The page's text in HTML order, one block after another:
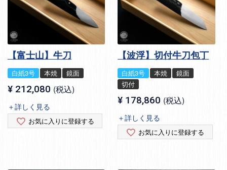
【富士山】牛刀
白紙3号 本焼 鏡面
¥ 212,080 税込
＋詳しく見る
お気に入りに登録する
【波浮】切付牛刀包丁
白紙3号 本焼
鏡面
切付
¥ 178,860 税込
＋詳しく見る
お気に入りに登録する